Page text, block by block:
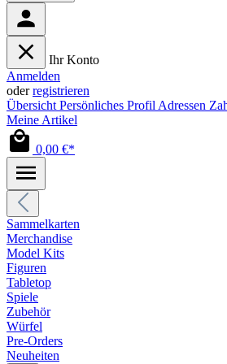
Ihr Konto
Anmelden
oderregistrieren
Übersicht Persönliches Profil Adressen
Meine Artikel
0,00 €*
Sammelkarten
Merchandise
Model Kits
Figuren
Tabletop
Spiele
Zubehör
Würfel
Pre-Orders
Neuheiten